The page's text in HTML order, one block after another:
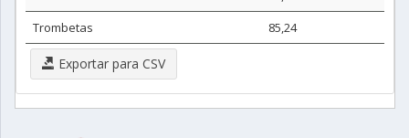
Trombetas
85,24
Exportar para CSV